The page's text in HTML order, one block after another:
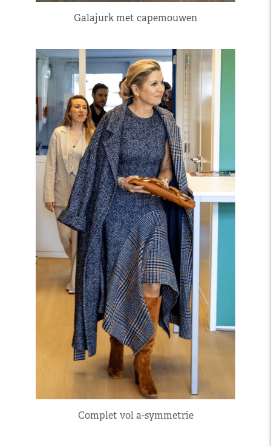
Galajurk met capemouwen
Complet vol a-symmetrie